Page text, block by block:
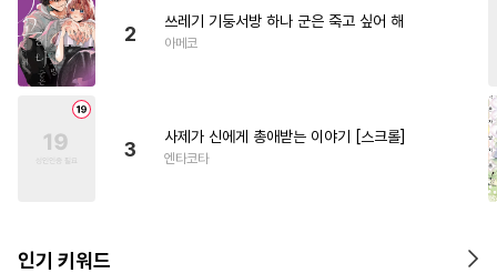
2
쓰레기 기둥서방 하나 군은 죽고 싶어 해
아메코
3
사제가 신에게 총애받는 이야기 [스크롤]
엔타코타
인기 키워드